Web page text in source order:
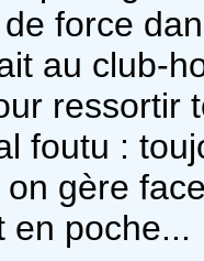
force
au club-
ressortir
foutu :
gère
en poche...